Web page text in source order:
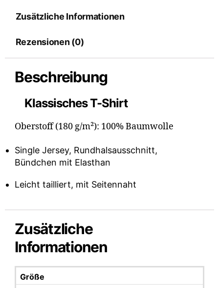
Zusätzliche Informationen
Rezensionen (0)
Beschreibung
Klassisches T-Shirt
Oberstoff (180 g/m²): 100% Baumwolle
Single Jersey, Rundhalsausschnitt,
Bündchen mit Elasthan
Leicht tailliert, mit Seitennaht
Zusätzliche
Informationen
Größe